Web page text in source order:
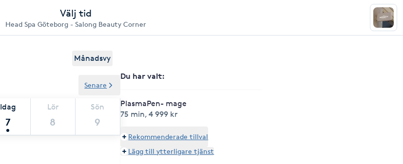
Välj tid
Head Spa Göteborg - Salong Beauty Corner
Månadsvy
Idag
7
Lör
8
Sön
9
Senare
Du har valt:
PlasmaPen- mage
75 min,4 999 kr
Rekommenderade tillval
Lägg till ytterligare tjänst